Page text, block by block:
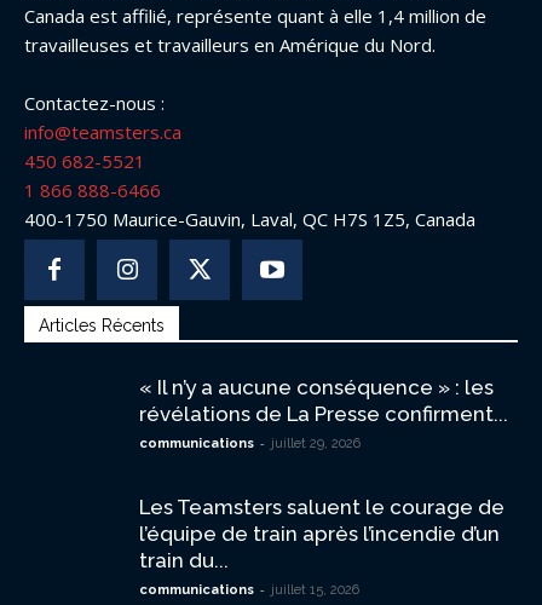
Canada est affilié, représente quant à elle 1,4 million de
travailleuses et travailleurs en Amérique du Nord.
Contactez-nous :
info@teamsters.ca
450 682-5521
1 866 888-6466
400-1750 Maurice-Gauvin, Laval, QC H7S 1Z5, Canada
Articles Récents
« Il n’y a aucune conséquence » : les
révélations de La Presse confirment...
communications - juillet 29, 2026
Les Teamsters saluent le courage de
l’équipe de train après l’incendie d’un
train du...
communications - juillet 15, 2026